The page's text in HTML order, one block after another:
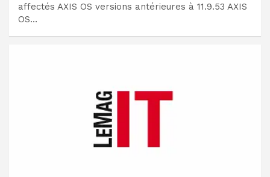
affectés AXIS OS versions antérieures à 11.9.53 AXIS
OS…